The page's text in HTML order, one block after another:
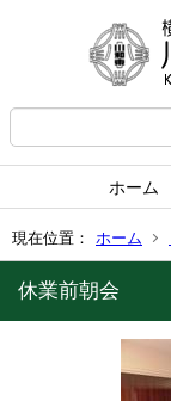
ホーム
現在位置： ホーム
休業前朝会